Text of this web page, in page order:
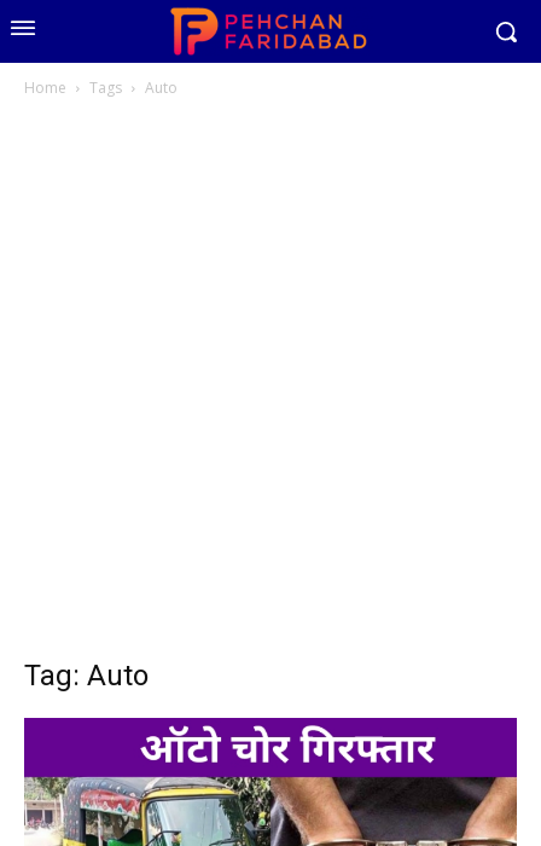
Home Tags Auto
Tag: Auto